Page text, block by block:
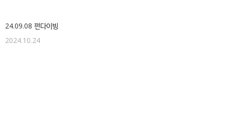
24.09.08 펀다이빙
2024.10.24